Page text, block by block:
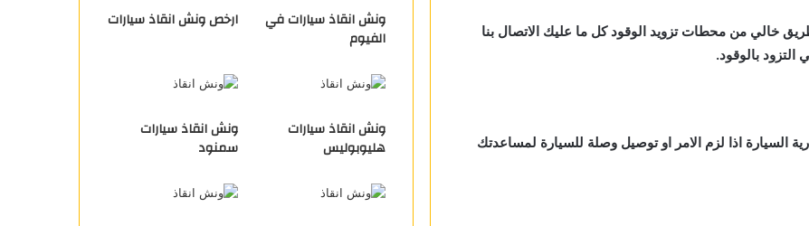
خالي من محطات تزويد الوقود كل ما عليك الاتصال بنا
بالوقود.
السيارة اذا لزم الامر او توصيل وصلة للسيارة لمساعدتك
ونش انقاذ سيارات في
الفيوم
ارخص ونش انقاذ سيارات
ونش انقاذ سيارات
هليوبوليس
ونش انقاذ سيارات
سمنود